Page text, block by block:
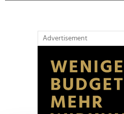
Advertisement